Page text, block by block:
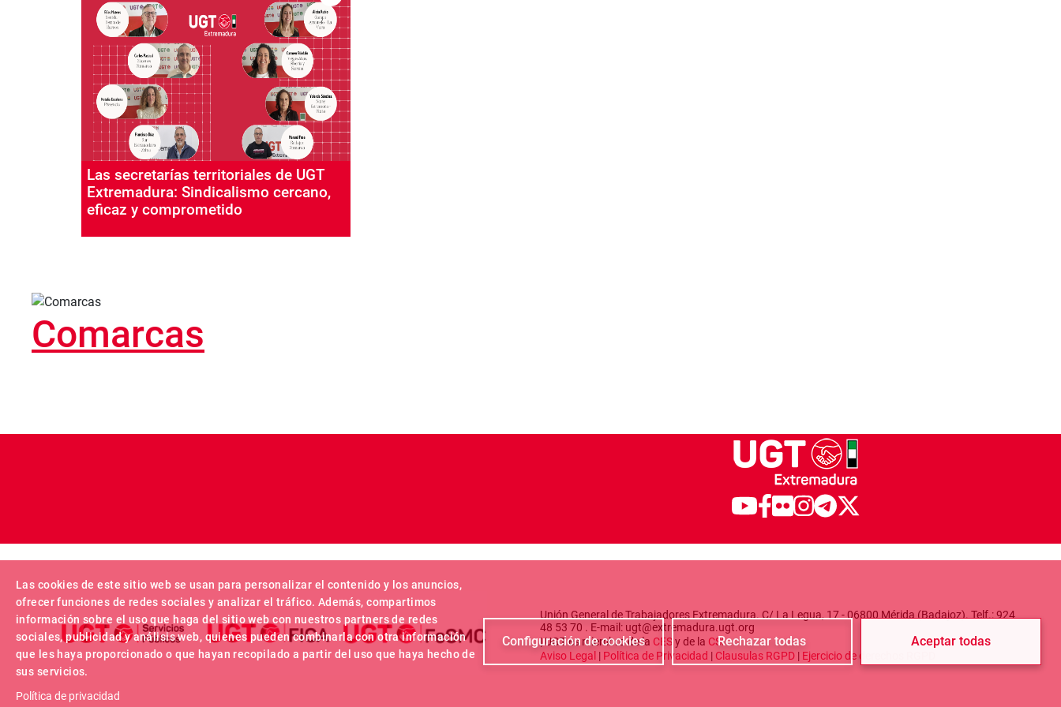
Las cookies de este sitio web se usan para personalizar el contenido y los anuncios,
ofrecer funciones de redes sociales y analizar el tráfico. Además, compartimos
información sobre el uso que haga del sitio web con nuestros partners de redes
sociales, publicidad y análisis web, quienes pueden combinarla con otra información
que les haya proporcionado o que hayan recopilado a partir del uso que haya hecho de
sus servicios.
Política de privacidad
Configuración de cookies Rechazar todas Aceptar todas
Las secretarías territoriales de UGT
Extremadura: Sindicalismo cercano,
eficaz y comprometido
Comarcas
Unión General de Trabajadores Extremadura. C/ La Legua, 17 - 06800 Mérida (Badajoz). Telf.: 924
48 53 70 . E-mail: ugt@extremadura.ugt.org
| UGT es miembro de la CES y de la CSI
Aviso Legal | Política de Privacidad | Clausulas RGPD | Ejercicio de derechos RGPD